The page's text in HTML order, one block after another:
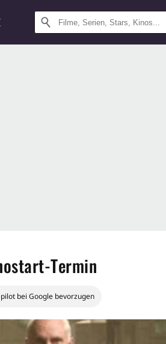
Termin
bei Google bevorzugen